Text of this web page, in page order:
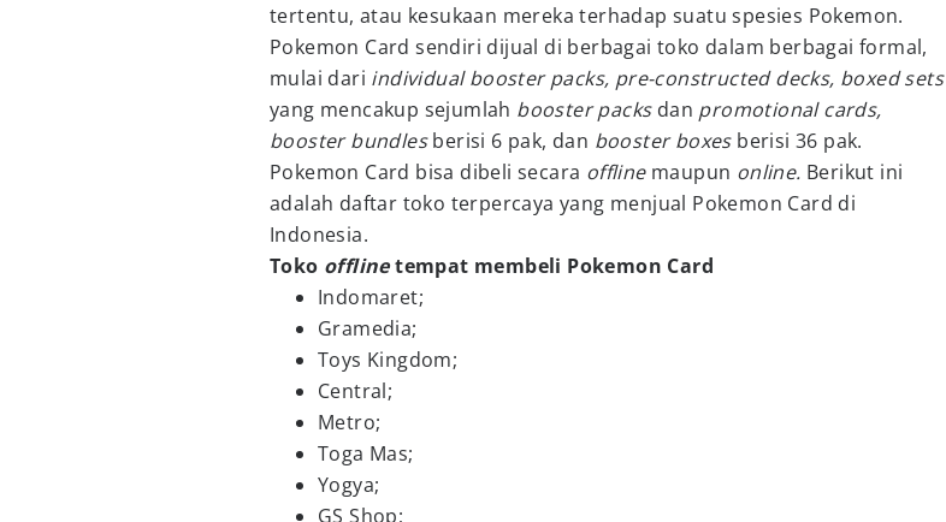
tertentu, atau kesukaan mereka terhadap suatu spesies Pokemon.
Pokemon Card sendiri dijual di berbagai toko dalam berbagai formal,
mulai dari individual booster packs, pre-constructed decks, boxed sets
yang mencakup sejumlah booster packs dan promotional cards,
booster bundlesberisi 6 pak, dan booster boxes berisi 36 pak.
Pokemon Card bisa dibeli secara offline maupun online. Berikut ini
adalah daftar toko terpercaya yang menjual Pokemon Card di
Indonesia.
Toko offlinetempat membeli Pokemon Card
Indomaret;
Gramedia;
Toys Kingdom;
Central;
Metro;
Toga Mas;
Yogya;
GS Shop;